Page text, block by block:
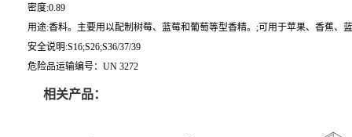
密度:0.89
用途:香料。主要用以配制树莓、蓝莓和葡萄等型香精。;可用于苹果、香蕉、
安全说明:S16;S26;S36/37/39
危险品运输编号：UN 3272
相关产品：